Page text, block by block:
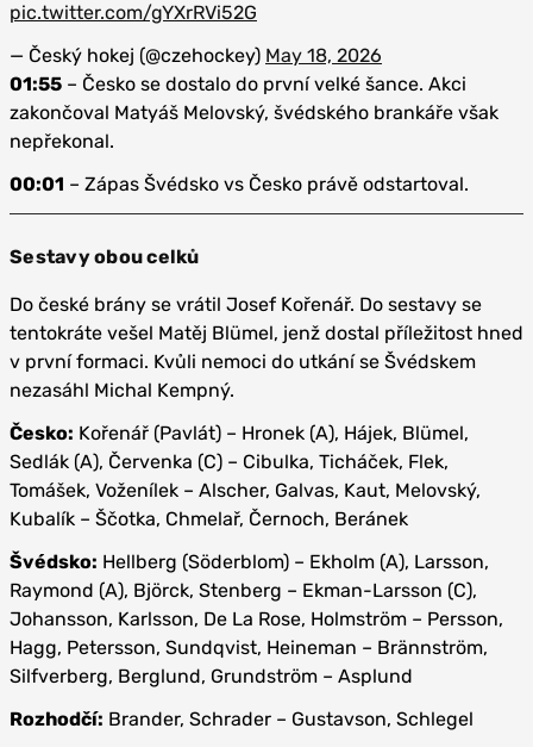
pic.twitter.com/gYXrRVi52G
— Český hokej (@czehockey) May 18, 2026
01:55 – Česko se dostalo do první velké šance. Akci
zakončoval Matyáš Melovský, švédského brankáře však
nepřekonal.
00:01 – Zápas Švédsko vs Česko právě odstartoval.
Sestavy obou celků
Do české brány se vrátil Josef Kořenář. Do sestavy se
tentokráte vešel Matěj Blümel, jenž dostal příležitost hned
v první formaci. Kvůli nemoci do utkání se Švédskem
nezasáhl Michal Kempný.
Česko: Kořenář (Pavlát) – Hronek (A), Hájek, Blümel,
Sedlák (A), Červenka (C) – Cibulka, Ticháček, Flek,
Tomášek, Voženílek – Alscher, Galvas, Kaut, Melovský,
Kubalík – Ščotka, Chmelař, Černoch, Beránek
Švédsko: Hellberg (Söderblom) – Ekholm (A), Larsson,
Raymond (A), Björck, Stenberg – Ekman-Larsson (C),
Johansson, Karlsson, De La Rose, Holmström – Persson,
Hagg, Petersson, Sundqvist, Heineman – Brännström,
Silfverberg, Berglund, Grundström – Asplund
Rozhodčí: Brander, Schrader – Gustavson, Schlegel